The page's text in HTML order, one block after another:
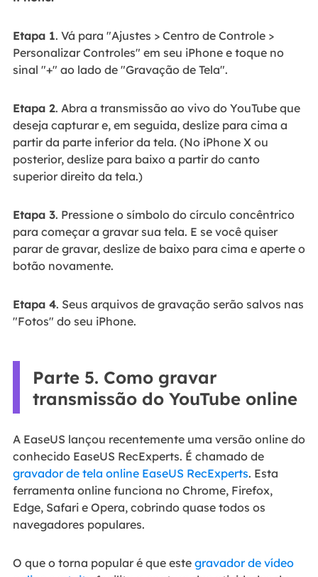
Etapa 1. Vá para "Ajustes > Centro de Controle >
Personalizar Controles" em seu iPhone e toque no
sinal "+" ao lado de "Gravação de Tela".
Etapa 2. Abra a transmissão ao vivo do YouTube que
deseja capturar e, em seguida, deslize para cima a
partir da parte inferior da tela. (No iPhone X ou
posterior, deslize para baixo a partir do canto
superior direito da tela.)
Etapa 3. Pressione o símbolo do círculo concêntrico
para começar a gravar sua tela. E se você quiser
parar de gravar, deslize de baixo para cima e aperte o
botão novamente.
Etapa 4. Seus arquivos de gravação serão salvos nas
"Fotos" do seu iPhone.
Parte 5. Como gravar
transmissão do YouTube online
A EaseUS lançou recentemente uma versão online do
conhecido EaseUS RecExperts. É chamado de
gravador de tela online EaseUS RecExperts. Esta
ferramenta online funciona no Chrome, Firefox,
Edge, Safari e Opera, cobrindo quase todos os
navegadores populares.
O que o torna popular é que este gravador de vídeo